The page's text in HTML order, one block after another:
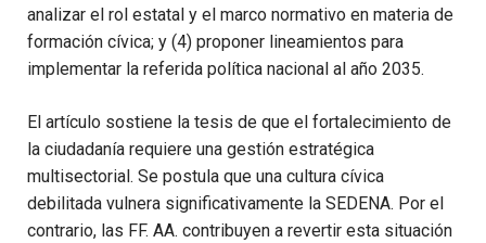
analizar el rol estatal y el marco normativo en materia de
formación cívica; y (4) proponer lineamientos para
implementar la referida política nacional al año 2035.
El artículo sostiene la tesis de que el fortalecimiento de
la ciudadanía requiere una gestión estratégica
multisectorial. Se postula que una cultura cívica
debilitada vulnera significativamente la SEDENA. Por el
contrario, las FF. AA. contribuyen a revertir esta situación